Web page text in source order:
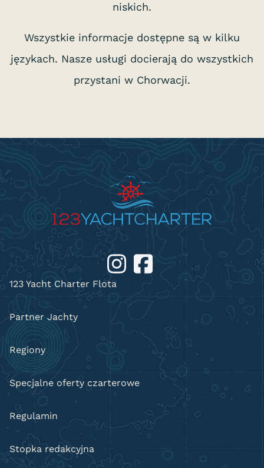
niskich.
Wszystkie informacje dostępne są w kilku
językach. Nasze usługi docierają do wszystkich
przystani w Chorwacji.
123 Yacht Charter Flota
Partner Jachty
Regiony
Specjalne oferty czarterowe
Regulamin
Stopka redakcyjna